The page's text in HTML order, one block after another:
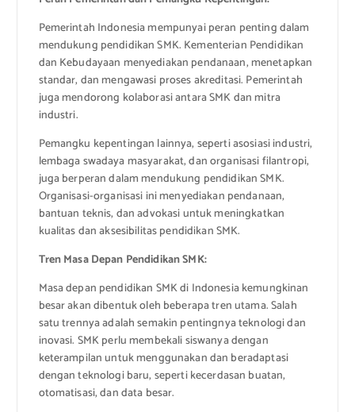
Pemerintah Indonesia mempunyai peran penting dalam
mendukung pendidikan SMK. Kementerian Pendidikan
dan Kebudayaan menyediakan pendanaan, menetapkan
standar, dan mengawasi proses akreditasi. Pemerintah
juga mendorong kolaborasi antara SMK dan mitra
industri.
Pemangku kepentingan lainnya, seperti asosiasi industri,
lembaga swadaya masyarakat, dan organisasi filantropi,
juga berperan dalam mendukung pendidikan SMK.
Organisasi-organisasi ini menyediakan pendanaan,
bantuan teknis, dan advokasi untuk meningkatkan
kualitas dan aksesibilitas pendidikan SMK.
Tren Masa Depan Pendidikan SMK:
Masa depan pendidikan SMK di Indonesia kemungkinan
besar akan dibentuk oleh beberapa tren utama. Salah
satu trennya adalah semakin pentingnya teknologi dan
inovasi. SMK perlu membekali siswanya dengan
keterampilan untuk menggunakan dan beradaptasi
dengan teknologi baru, seperti kecerdasan buatan,
otomatisasi, dan data besar.